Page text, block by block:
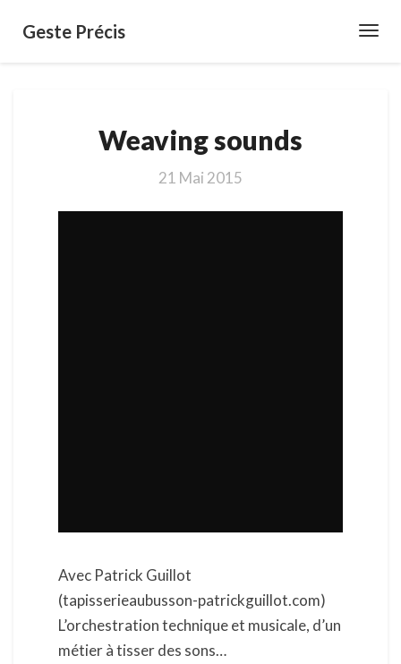
Geste Précis
sounds
Weaving sounds
21 Mai 2015
Avec Patrick Guillot
(tapisserieaubusson-patrickguillot.com)
L’orchestration technique et musicale, d’un
métier à tisser des sons…